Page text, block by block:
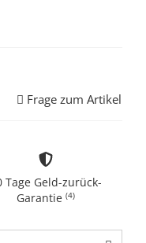
Frage zum Artikel
Tage Geld-zurück-
Garantie (4)